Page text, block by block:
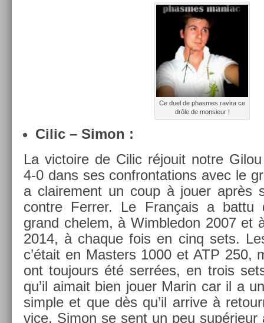
Ce duel de phas­mes ravira ce
drôle de mon­sieur !
Cilic – Simon :
La vic­toire de Cilic réjouit notre
4-0 dans ses con­fron­ta­tions avec le
a claire­ment un coup à jouer après
con­tre Ferr­er. Le Français a battu
grand chelem, à Wimbledon 2007 et
2014, à chaque fois en cinq sets.
c’était en Mast­ers 1000 et ATP 250,
ont toujours été serrées, en trois
qu’il aimait bien jouer Marin car il a
sim­ple et que dès qu’il ar­rive à
vice, Simon se sent un peu supérieur